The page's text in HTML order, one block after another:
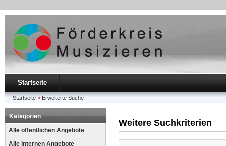
Startseite
Startseite » Erweiterte Suche
Kategorien
Alle öffentlichen Angebote
Alle internen Angebote
Weitere Suchkriterien